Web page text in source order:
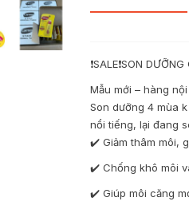
❗️SALE❗️SON
Mẫu mới – hàng
Son dưỡng 4 mùa
nổi tiếng, lại đang
✔️ Giảm thâm môi,
✔️ Chống khô môi
✔️ Giúp môi căng